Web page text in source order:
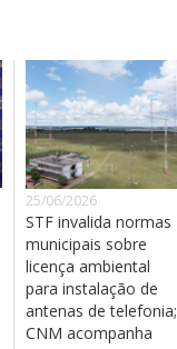
25/06/2026
STF invalida normas
municipais sobre
licença ambiental
para instalação de
antenas de telefonia;
CNM acompanha